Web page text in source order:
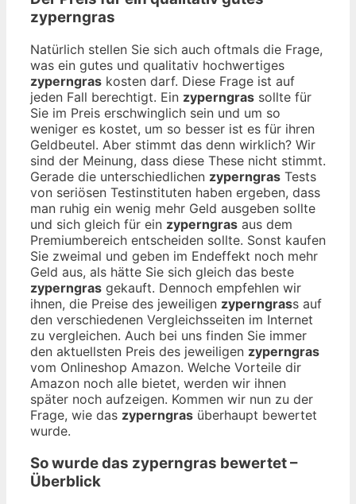
zyperngras
Natürlich stellen Sie sich auch oftmals die Frage,
was ein gutes und qualitativ hochwertiges
zyperngras kosten darf. Diese Frage ist auf
jeden Fall berechtigt. Ein zyperngras sollte für
Sie im Preis erschwinglich sein und um so
weniger es kostet, um so besser ist es für ihren
Geldbeutel. Aber stimmt das denn wirklich? Wir
sind der Meinung, dass diese These nicht stimmt.
Gerade die unterschiedlichen zyperngras Tests
von seriösen Testinstituten haben ergeben, dass
man ruhig ein wenig mehr Geld ausgeben sollte
und sich gleich für ein zyperngras aus dem
Premiumbereich entscheiden sollte. Sonst kaufen
Sie zweimal und geben im Endeffekt noch mehr
Geld aus, als hätte Sie sich gleich das beste
zyperngras gekauft. Dennoch empfehlen wir
ihnen, die Preise des jeweiligen zyperngrass auf
den verschiedenen Vergleichsseiten im Internet
zu vergleichen. Auch bei uns finden Sie immer
den aktuellsten Preis des jeweiligen zyperngras
vom Onlineshop Amazon. Welche Vorteile dir
Amazon noch alle bietet, werden wir ihnen
später noch aufzeigen. Kommen wir nun zu der
Frage, wie das zyperngras überhaupt bewertet
wurde.
So wurde das zyperngras bewertet –
Überblick